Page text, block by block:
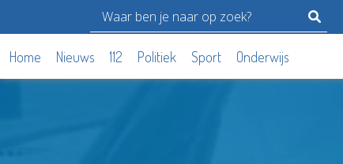
Home Nieuws 112 Politiek Sport Onderwijs